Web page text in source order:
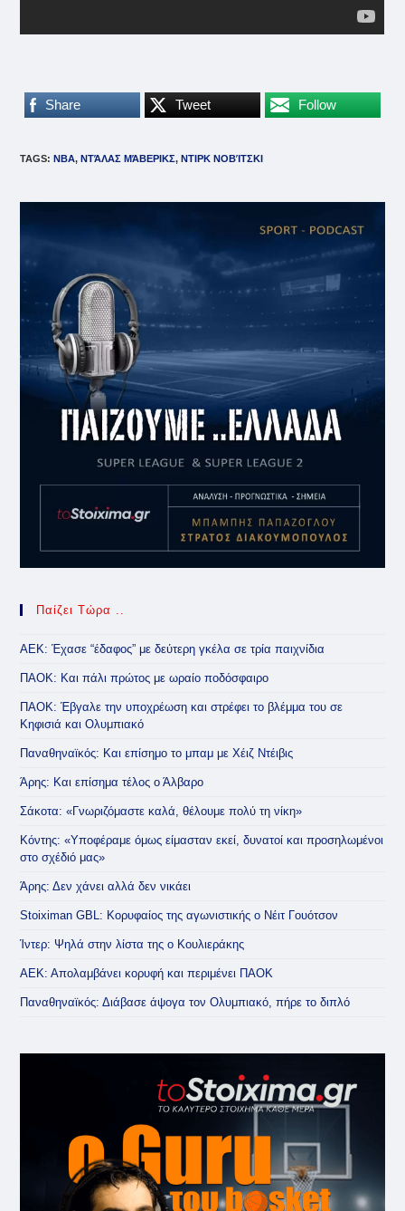
Share Tweet Follow
TAGS: NBA, ΝΤΆΛΑΣ ΜΆΒΕΡΙΚΣ, ΝΤΙΡΚ ΝΟΒΊΤΣΚΙ
Παίζει Τώρα ..
ΑΕΚ: Έχασε “έδαφος” με δεύτερη γκέλα σε τρία παιχνίδια
ΠΑΟΚ: Και πάλι πρώτος με ωραίο ποδόσφαιρο
ΠΑΟΚ: Έβγαλε την υποχρέωση και στρέφει το βλέμμα του σε
Κηφισιά και Ολυμπιακό
Παναθηναϊκός: Και επίσημο το μπαμ με Χέιζ Ντέιβις
Άρης: Και επίσημα τέλος ο Άλβαρο
Σάκοτα: «Γνωριζόμαστε καλά, θέλουμε πολύ τη νίκη»
Κόντης: «Υποφέραμε όμως είμασταν εκεί, δυνατοί και προσηλωμένοι
στο σχέδιό μας»
Άρης: Δεν χάνει αλλά δεν νικάει
Stoiximan GBL: Κορυφαίος της αγωνιστικής ο Νέιτ Γουότσον
Ίντερ: Ψηλά στην λίστα της ο Κουλιεράκης
ΑΕΚ: Απολαμβάνει κορυφή και περιμένει ΠΑΟΚ
Παναθηναϊκός: Διάβασε άψογα τον Ολυμπιακό, πήρε το διπλό